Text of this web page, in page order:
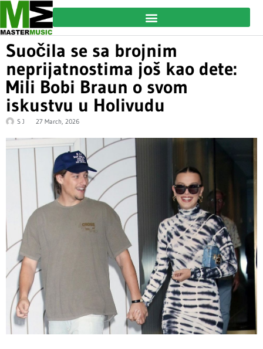
Suočila se sa brojnim
neprijatnostima još kao dete:
Mili Bobi Braun o svom
iskustvu u Holivudu
S J 27 March, 2026